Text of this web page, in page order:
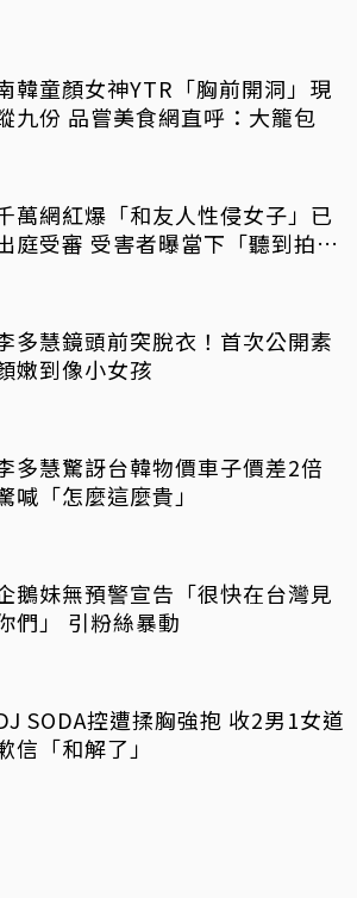
韓童顏女神YTR「胸前開洞」現
九份 品嘗美食網直呼：大籠包
萬網紅爆「和友人性侵女子」已
庭受審 受害者曝當下「聽到拍片
多慧鏡頭前突脫衣！首次公開素
嫩到像小女孩
多慧驚訝台韓物價車子價差2倍
喊「怎麼這麼貴」
鵝妹無預警宣告「很快在台灣見
們」 引粉絲暴動
SODA控遭揉胸強抱 收2男1女道
信「和解了」